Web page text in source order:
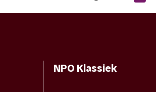
NPO Klassiek